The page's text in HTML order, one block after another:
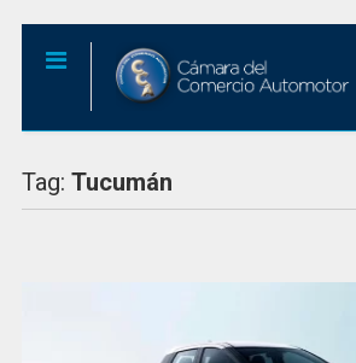
Tag: Tucumán